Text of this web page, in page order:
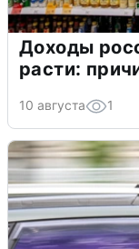
Доходы
расти:
10 августа 1